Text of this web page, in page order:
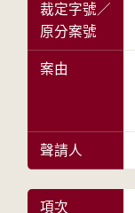
裁定字號／
原分案號
案由
聲請人
項次